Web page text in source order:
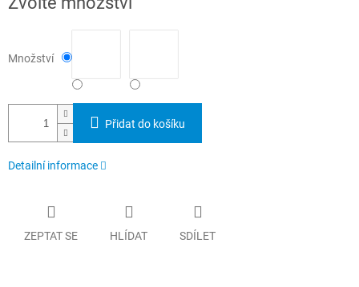
cena:
Množství
Přidat do košíku
Detailní informace
ZEPTAT SE HLÍDAT SDÍLET